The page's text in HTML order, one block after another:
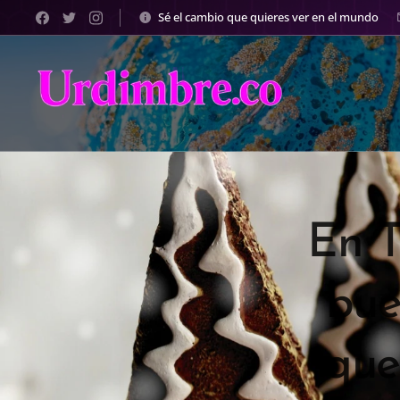
Sé el cambio que quieres ver en el mundo
En